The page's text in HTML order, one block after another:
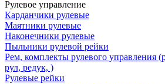
Рулевое управление
Карданчики рулевые
Маятники рулевые
Наконечники рулевые
Пыльники рулевой рейки
Рем, комплекты рулевого управления
рул, редук, )
Рулевые рейки